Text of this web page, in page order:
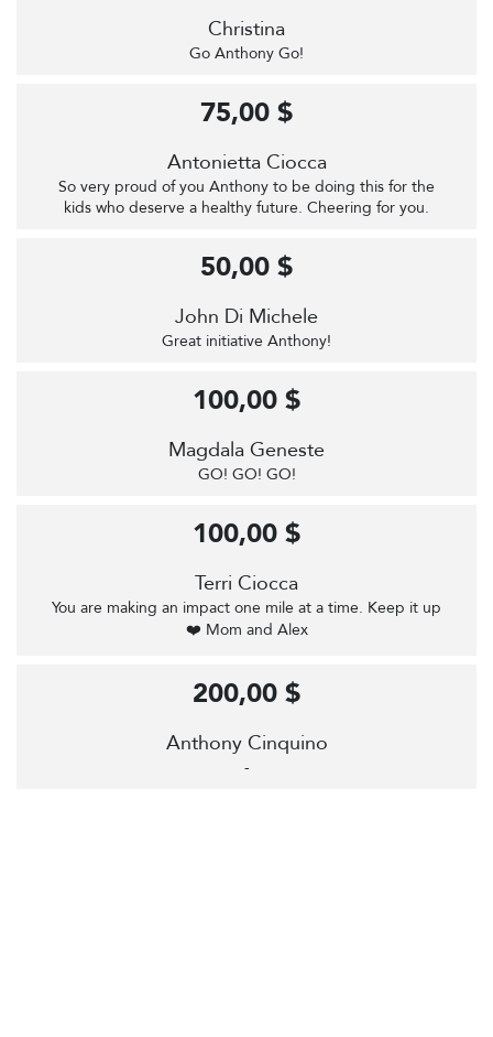
Christina
Go Anthony Go!
Antonietta Ciocca
So very proud of you Anthony to be doing this for the
kids who deserve a healthy future. Cheering for you.
75,00 $
John Di Michele
Great initiative Anthony!
50,00 $
Magdala Geneste
GO! GO! GO!
100,00 $
Terri Ciocca
You are making an impact one mile at a time. Keep it up
❤️ Mom and Alex
100,00 $
Anthony Cinquino
-
200,00 $